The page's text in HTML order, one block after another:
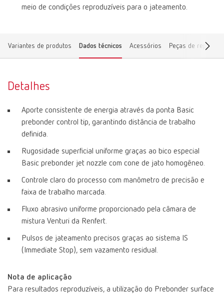
meio de condições reproduzíveis para o jateamento.
Variantes de produtos Dados técnicos Acessórios Peças de
Detalhes
Aporte consistente de energia através da ponta Basic
prebonder control tip, garantindo distância de trabalho
definida.
Rugosidade superficial uniforme graças ao bico especial
Basic prebonder jet nozzle com cone de jato homogêneo.
Controle claro do processo com manômetro de precisão e
faixa de trabalho marcada.
Fluxo abrasivo uniforme proporcionado pela câmara de
mistura Venturi da Renfert.
Pulsos de jateamento precisos graças ao sistema IS
(Immediate Stop), sem vazamento residual.
Nota de aplicação
Para resultados reproduzíveis, a utilização do Prebonder surface